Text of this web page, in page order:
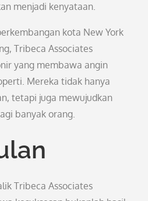
menjadi kenyataan.
kota New York
Tribeca Associates
yang membawa angin
Mereka tidak hanya
tetapi juga mewujudkan
banyak orang.
Tribeca Associates